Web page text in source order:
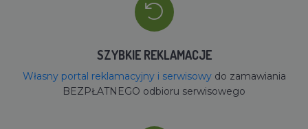
SZYBKIE REKLAMACJE
Własny portal reklamacyjny i serwisowydo zamawiania
BEZPŁATNEGO odbioru serwisowego